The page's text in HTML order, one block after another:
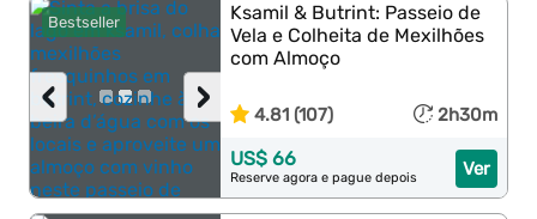
Bestseller
›
‹
Ksamil & Butrint: Passeio de
Vela e Colheita de Mexilhões
com Almoço
4.81 (107) 2h30m
Ver
US$ 66
Reserve agora e pague depois